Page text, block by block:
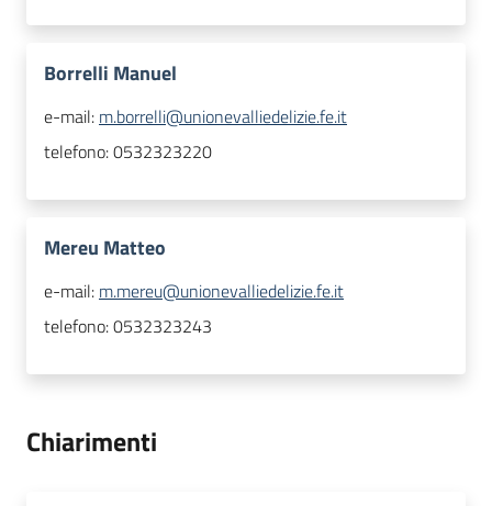
Borrelli Manuel
e-mail: m.borrelli@unionevalliedelizie.fe.it
telefono:0532323220
Mereu Matteo
e-mail: m.mereu@unionevalliedelizie.fe.it
telefono:0532323243
Chiarimenti